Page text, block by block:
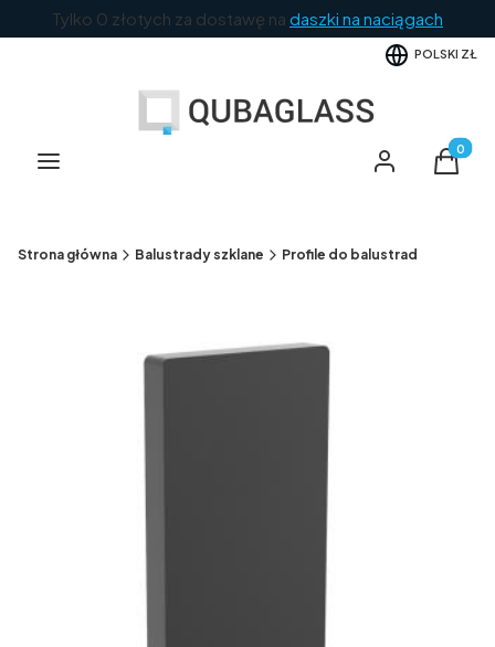
Tylko 0 złotych za dostawę na daszki na naciągach
POLSKI ZŁ
Menu
Zaloguj sięKoszyk
Strona główna Balustrady szklane Profile do balustrad